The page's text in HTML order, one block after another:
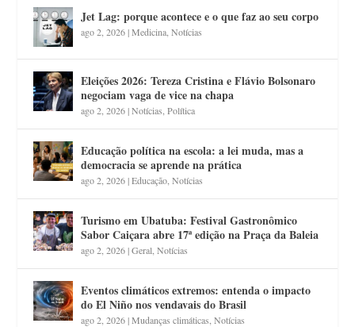
Jet Lag: porque acontece e o que faz ao seu corpo
ago 2, 2026|Medicina ,Notícias
Eleições 2026: Tereza Cristina e Flávio Bolsonaro
negociam vaga de vice na chapa
ago 2, 2026|Notícias ,Política
Educação política na escola: a lei muda, mas a
democracia se aprende na prática
ago 2, 2026|Educação ,Notícias
Turismo em Ubatuba: Festival Gastronômico
Sabor Caiçara abre 17ª edição na Praça da Baleia
ago 2, 2026|Geral ,Notícias
Eventos climáticos extremos: entenda o impacto
do El Niño nos vendavais do Brasil
ago 2, 2026|Mudanças climáticas ,Notícias